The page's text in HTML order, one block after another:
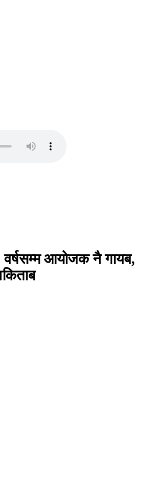
वर्षसम्म आयोजक नै गायब,